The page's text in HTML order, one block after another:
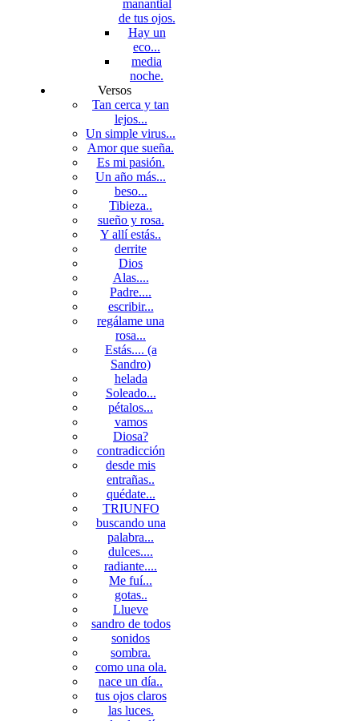
manantial
de tus ojos.
Hay un
eco...
media
noche.
Versos
Tan cerca y tan
lejos...
Un simple virus...
Amor que sueña.
Es mi pasión.
Un año más...
beso...
Tibieza..
sueño y rosa.
Y allí estás..
derrite
Dios
Alas....
Padre....
escribir...
regálame una
rosa...
Estás.... (a
Sandro)
helada
Soleado...
pétalos...
vamos
Diosa?
contradicción
desde mis
entrañas..
quédate...
TRIUNFO
buscando una
palabra...
dulces....
radiante....
Me fuí...
gotas..
Llueve
sandro de todos
sonidos
sombra.
como una ola.
nace un día..
tus ojos claros
las luces.